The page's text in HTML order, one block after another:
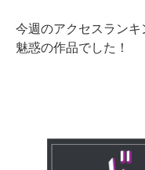
今週のアクセスラン
魅惑の作品でした！